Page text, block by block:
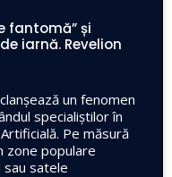
fantomă” și
iarnă. Revelion
un fenomen
specialiștilor în
Pe măsură
zone populare
sau satele